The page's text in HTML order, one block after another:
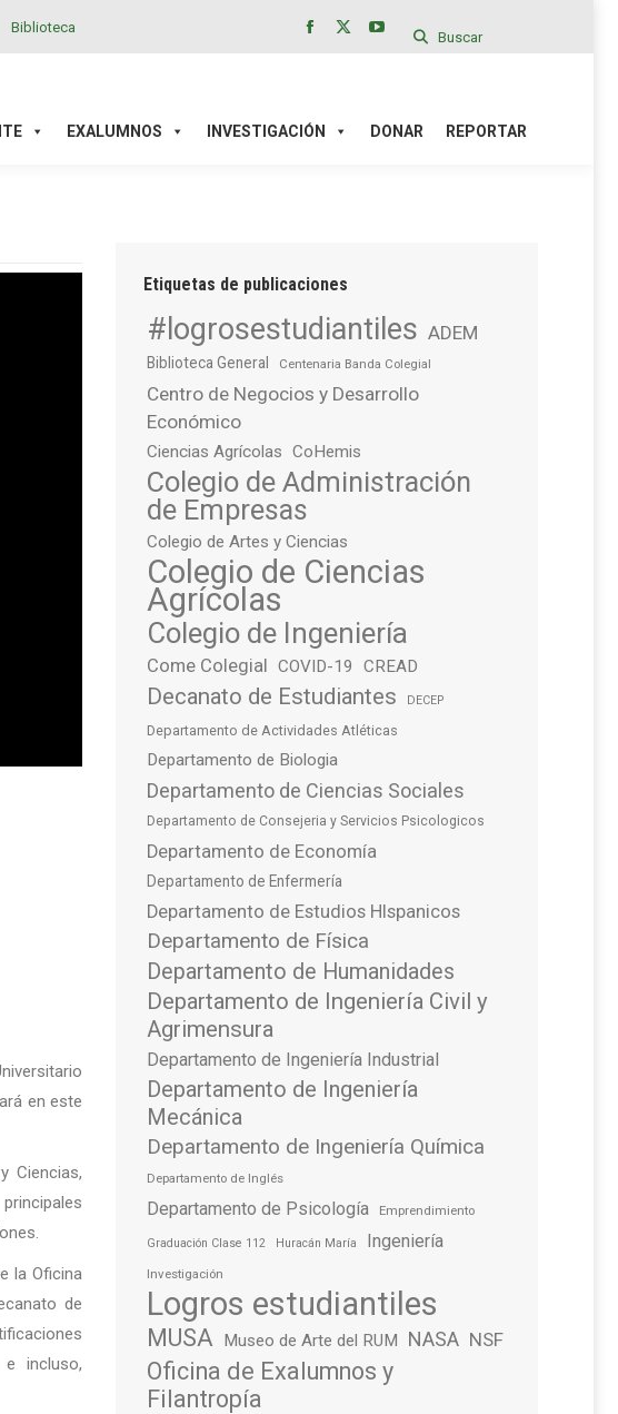
Biblioteca
in
in
YouTube
in
Buscar
EXALUMNOS INVESTIGACIÓN DONAR REPORTAR
en este
Ciencias,
la Oficina
de
incluso,
Etiquetas de publicaciones
#logrosestudiantiles ADEM
Biblioteca General Centenaria Banda Colegial
Centro de Negocios y Desarrollo
Económico
Ciencias Agrícolas CoHemis
Colegio de Administración
de Empresas
Colegio de Artes y Ciencias
Colegio de Ciencias
Agrícolas
Colegio de Ingeniería
Come Colegial COVID-19 CREAD
Decanato de Estudiantes DECEP
Departamento de Actividades Atléticas
Departamento de Biologia
Departamento de Ciencias Sociales
Departamento de Consejeria y Servicios Psicologicos
Departamento de Economía
Departamento de Enfermería
Departamento de Estudios HIspanicos
Departamento de Física
Departamento de Humanidades
Departamento de Ingeniería Civil y
Agrimensura
Departamento de Ingeniería Industrial
Departamento de Ingeniería
Mecánica
Departamento de Ingeniería Química
Departamento de Inglés
Departamento de Psicología Emprendimiento
Graduación Clase 112 Huracán María Ingeniería
Investigación
Logros estudiantiles
MUSA Museo de Arte del RUM NASA NSF
Oficina de Exalumnos y
Filantropía